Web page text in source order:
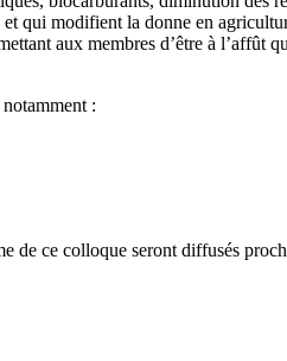
qui modifient la donne en
aux membres d’être à l’affût
:
de ce colloque seront diffusés